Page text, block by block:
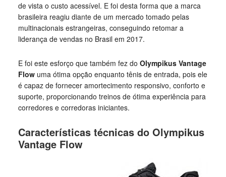
de vista o custo acessível. E foi desta forma que a marca
brasileira reagiu diante de um mercado tomado pelas
multinacionais estrangeiras, conseguindo retomar a
liderança de vendas no Brasil em 2017.
E foi este esforço que também fez do Olympikus Vantage
Flow uma ótima opção enquanto tênis de entrada, pois ele
é capaz de fornecer amortecimento responsivo, conforto e
suporte, proporcionando treinos de ótima experiência para
corredores e corredoras iniciantes.
Características técnicas do Olympikus
Vantage Flow